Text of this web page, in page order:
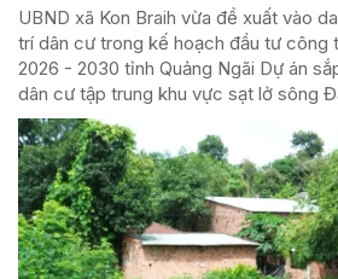
UBND xã Kon Braih vừa đề xuất vào
trí dân cư trong kế hoạch đầu tư công
2026 - 2030 tỉnh Quảng Ngãi Dự án
dân cư tập trung khu vực sạt lở sông